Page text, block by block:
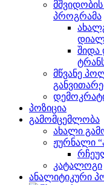
პროგრამა
შიდა
მწვანე
პოზიცია
გამომცემლობა
ახალი
ჟურნალი
კატალოგი
ანალიტიკური